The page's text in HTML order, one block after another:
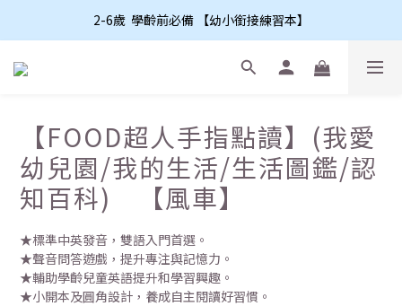
2-6歲  學齡前必備 【幼小銜接練習本】
【FOOD超人手指點讀】(我愛
幼兒園/我的生活/生活圖鑑/認
知百科) 【風車】
★標準中英發音，雙語入門首選。
★聲音問答遊戲，提升專注與記憶力。
★輔助學齡兒童英語提升和學習興趣。
★小開本及圓角設計，養成自主閱讀好習慣。